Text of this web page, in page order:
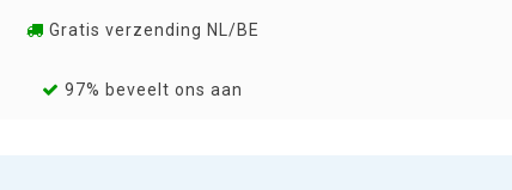
Gratis verzending NL/BE
97% beveelt ons aan